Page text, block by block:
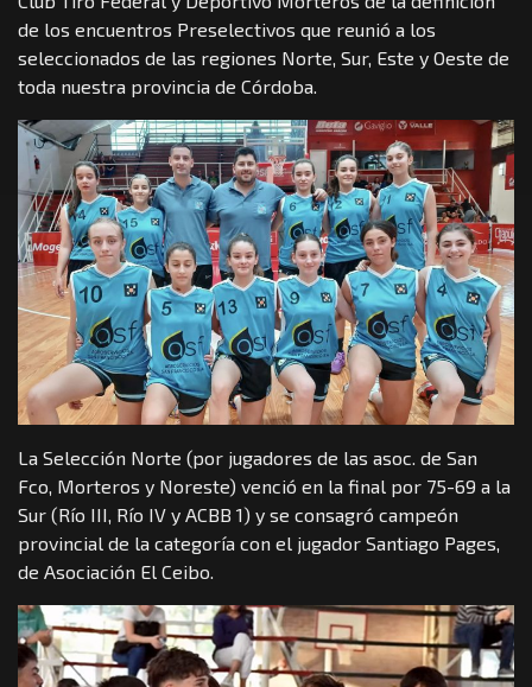
de los encuentros Preselectivos que reunió a los
seleccionados de las regiones Norte, Sur, Este y Oeste de
toda nuestra provincia de Córdoba.
La Selección Norte (por jugadores de las asoc. de San
Fco, Morteros y Noreste) venció en la final por 75-69 a la
Sur (Río III, Río IV y ACBB 1) y se consagró campeón
provincial de la categoría con el jugador Santiago Pages,
de Asociación El Ceibo.